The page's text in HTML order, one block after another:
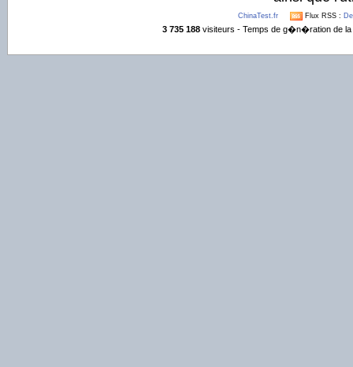
ChinaTest.fr Flux RSS :
3 735 188visiteurs - Temps de g�n�ration de